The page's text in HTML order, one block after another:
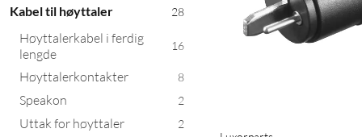
Kabel til høyttaler 28
Høyttalerkabel i ferdig
lengde
16
Høyttalerkontakter 8
Speakon 2
Uttak for høyttaler
2